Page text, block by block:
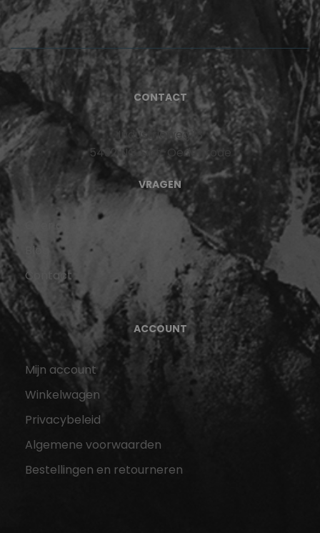
CONTACT
Industrieweg 13
5492 NG Sint-Oedenrode
VRAGEN
Blog
Contact
ACCOUNT
Mijn account
Winkelwagen
Privacybeleid
Algemene voorwaarden
Bestellingen en retourneren